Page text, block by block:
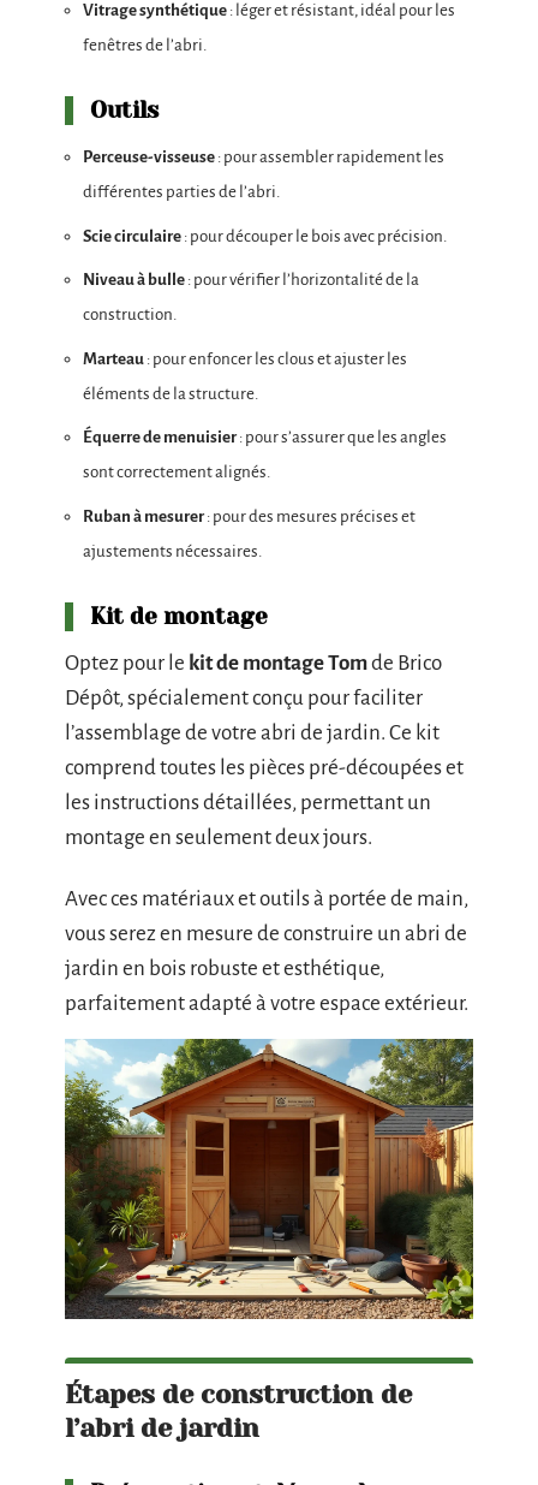
Vitrage synthétique : léger et résistant, idéal pour les
fenêtres de l’abri.
Outils
Perceuse-visseuse : pour assembler rapidement les
différentes parties de l’abri.
Scie circulaire : pour découper le bois avec précision.
Niveau à bulle : pour vérifier l’horizontalité de la
construction.
Marteau : pour enfoncer les clous et ajuster les
éléments de la structure.
Équerre de menuisier: pour s’assurer que les angles
sont correctement alignés.
Ruban à mesurer: pour des mesures précises et
ajustements nécessaires.
Kit de montage
Optez pour le kit de montage Tomde Brico
Dépôt, spécialement conçu pour faciliter
l’assemblage de votre abri de jardin. Ce kit
comprend toutes les pièces pré-découpées et
les instructions détaillées, permettant un
montage en seulement deux jours.
Avec ces matériaux et outils à portée de main,
vous serez en mesure de construire un abri de
jardin en bois robuste et esthétique,
parfaitement adapté à votre espace extérieur.
Étapes de construction de
l’abri de jardin